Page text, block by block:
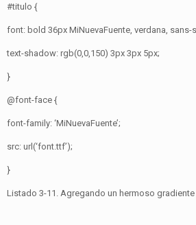
#titulo {
font: bold 36px MiNuevaFuente, verdana, sans-
text-shadow: rgb(0,0,150) 3px 3px 5px;
}
@font-face {
font-family: ‘MiNuevaFuente’;
src: url(‘font.ttf’);
}
Listado 3-11. Agregando un hermoso